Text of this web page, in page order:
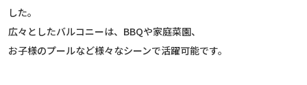
した。
広々としたバルコニーは、BBQや家庭菜園、
お子様のプールなど様々なシーンで活躍可能です。